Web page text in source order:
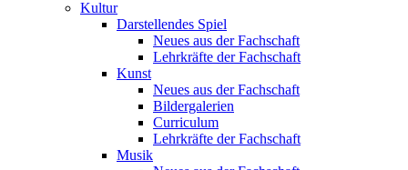
Kultur
Darstellendes Spiel
Neues aus der Fachschaft
Lehrkräfte der Fachschaft
Kunst
Neues aus der Fachschaft
Bildergalerien
Curriculum
Lehrkräfte der Fachschaft
Musik